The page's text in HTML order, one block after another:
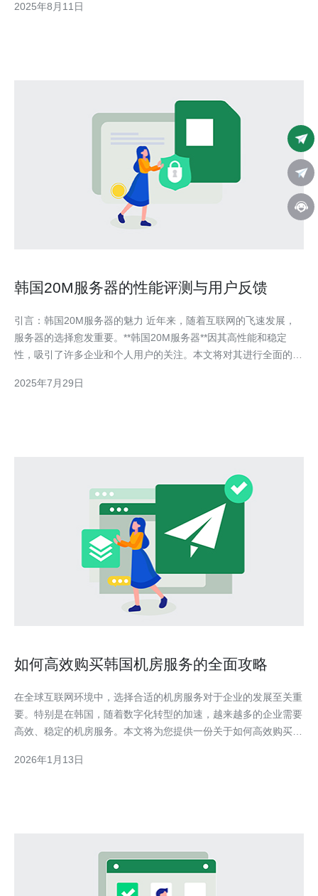
韩国的首要原因。韩国以其高水平的技术研发能力和创新精神闻
2025年8月11日
韩国20M服务器的性能评测与用户反馈
引言：韩国20M服务器的魅力 近年来，随着互联网的飞速发展，
服务器的选择愈发重要。**韩国20M服务器**因其高性能和稳定
性，吸引了许多企业和个人用户的关注。本文将对其进行全面的性
是本文的三个精华要点： 性能卓越：韩国20M服务器提供了强大
2025年7月29日
如何高效购买韩国机房服务的全面攻略
在全球互联网环境中，选择合适的机房服务对于企业的发展至关重
要。特别是在韩国，随着数字化转型的加速，越来越多的企业需要
高效、稳定的机房服务。本文将为您提供一份关于如何高效购买韩
个方面。 如何选择合适的韩国机房服务？ 在选择韩国机房服务
2026年1月13日